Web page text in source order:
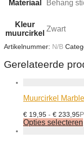
Materiaal Behang
Kleur
muurcirkel
Zwart
Artikelnummer: N/B
Gerelateerde
Muurcirkel
€ 19,95 - € 233,95
Opties selecteren